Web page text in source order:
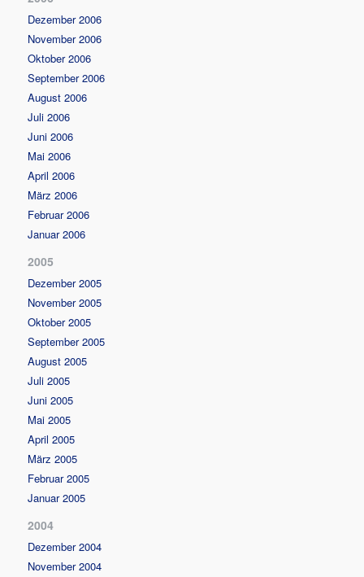
Dezember 2006
November 2006
Oktober 2006
September 2006
August 2006
Juli 2006
Juni 2006
Mai 2006
April 2006
März 2006
Februar 2006
Januar 2006
2005
Dezember 2005
November 2005
Oktober 2005
September 2005
August 2005
Juli 2005
Juni 2005
Mai 2005
April 2005
März 2005
Februar 2005
Januar 2005
2004
Dezember 2004
November 2004